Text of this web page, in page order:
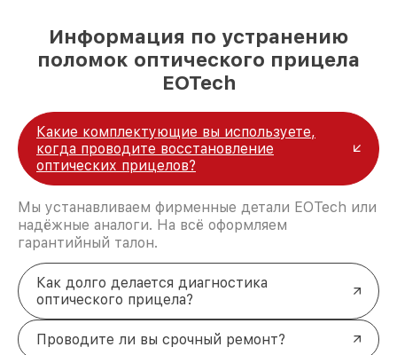
Информация по устранению
поломок оптического прицела
EOTech
Какие комплектующие вы используете,
когда проводите восстановление
оптических прицелов?
Мы устанавливаем фирменные детали EOTech или
надёжные аналоги. На всё оформляем
гарантийный талон.
Как долго делается диагностика
оптического прицела?
Проводите ли вы срочный ремонт?